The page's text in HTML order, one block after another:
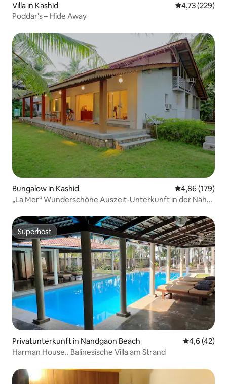
Villa in Kashid
4,73 (229)
Poddar's – Hide Away
Bungalow in Kashid
4,86 (179)
„La Mer“ Wunderschöne Auszeit-Unterkunft in der Nähe
Superhost
Superhost
Privatunterkunft in Nandgaon Beach
4,6 (42)
Harman House.. Balinesische Villa am Strand